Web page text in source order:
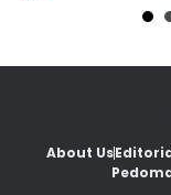
About Us